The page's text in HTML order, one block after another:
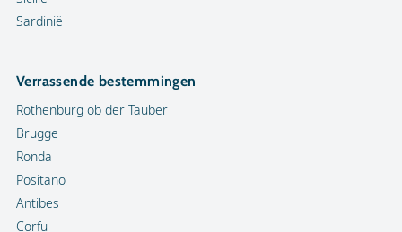
Sardinië
Verrassende bestemmingen
Rothenburg ob der Tauber
Brugge
Ronda
Positano
Antibes
Corfu